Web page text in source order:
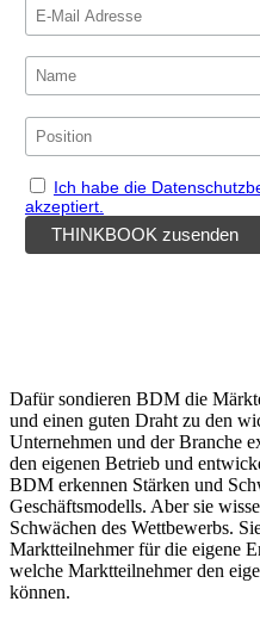
Ich habe die
akzeptiert.
Dafür sondieren BDM die
und einen guten Draht zu den
Unternehmen und der Branche
den eigenen Betrieb und
BDM erkennen Stärken und
Geschäftsmodells. Aber sie
Schwächen des Wettbewerbs.
Marktteilnehmer für die eigene
welche Marktteilnehmer den
können.